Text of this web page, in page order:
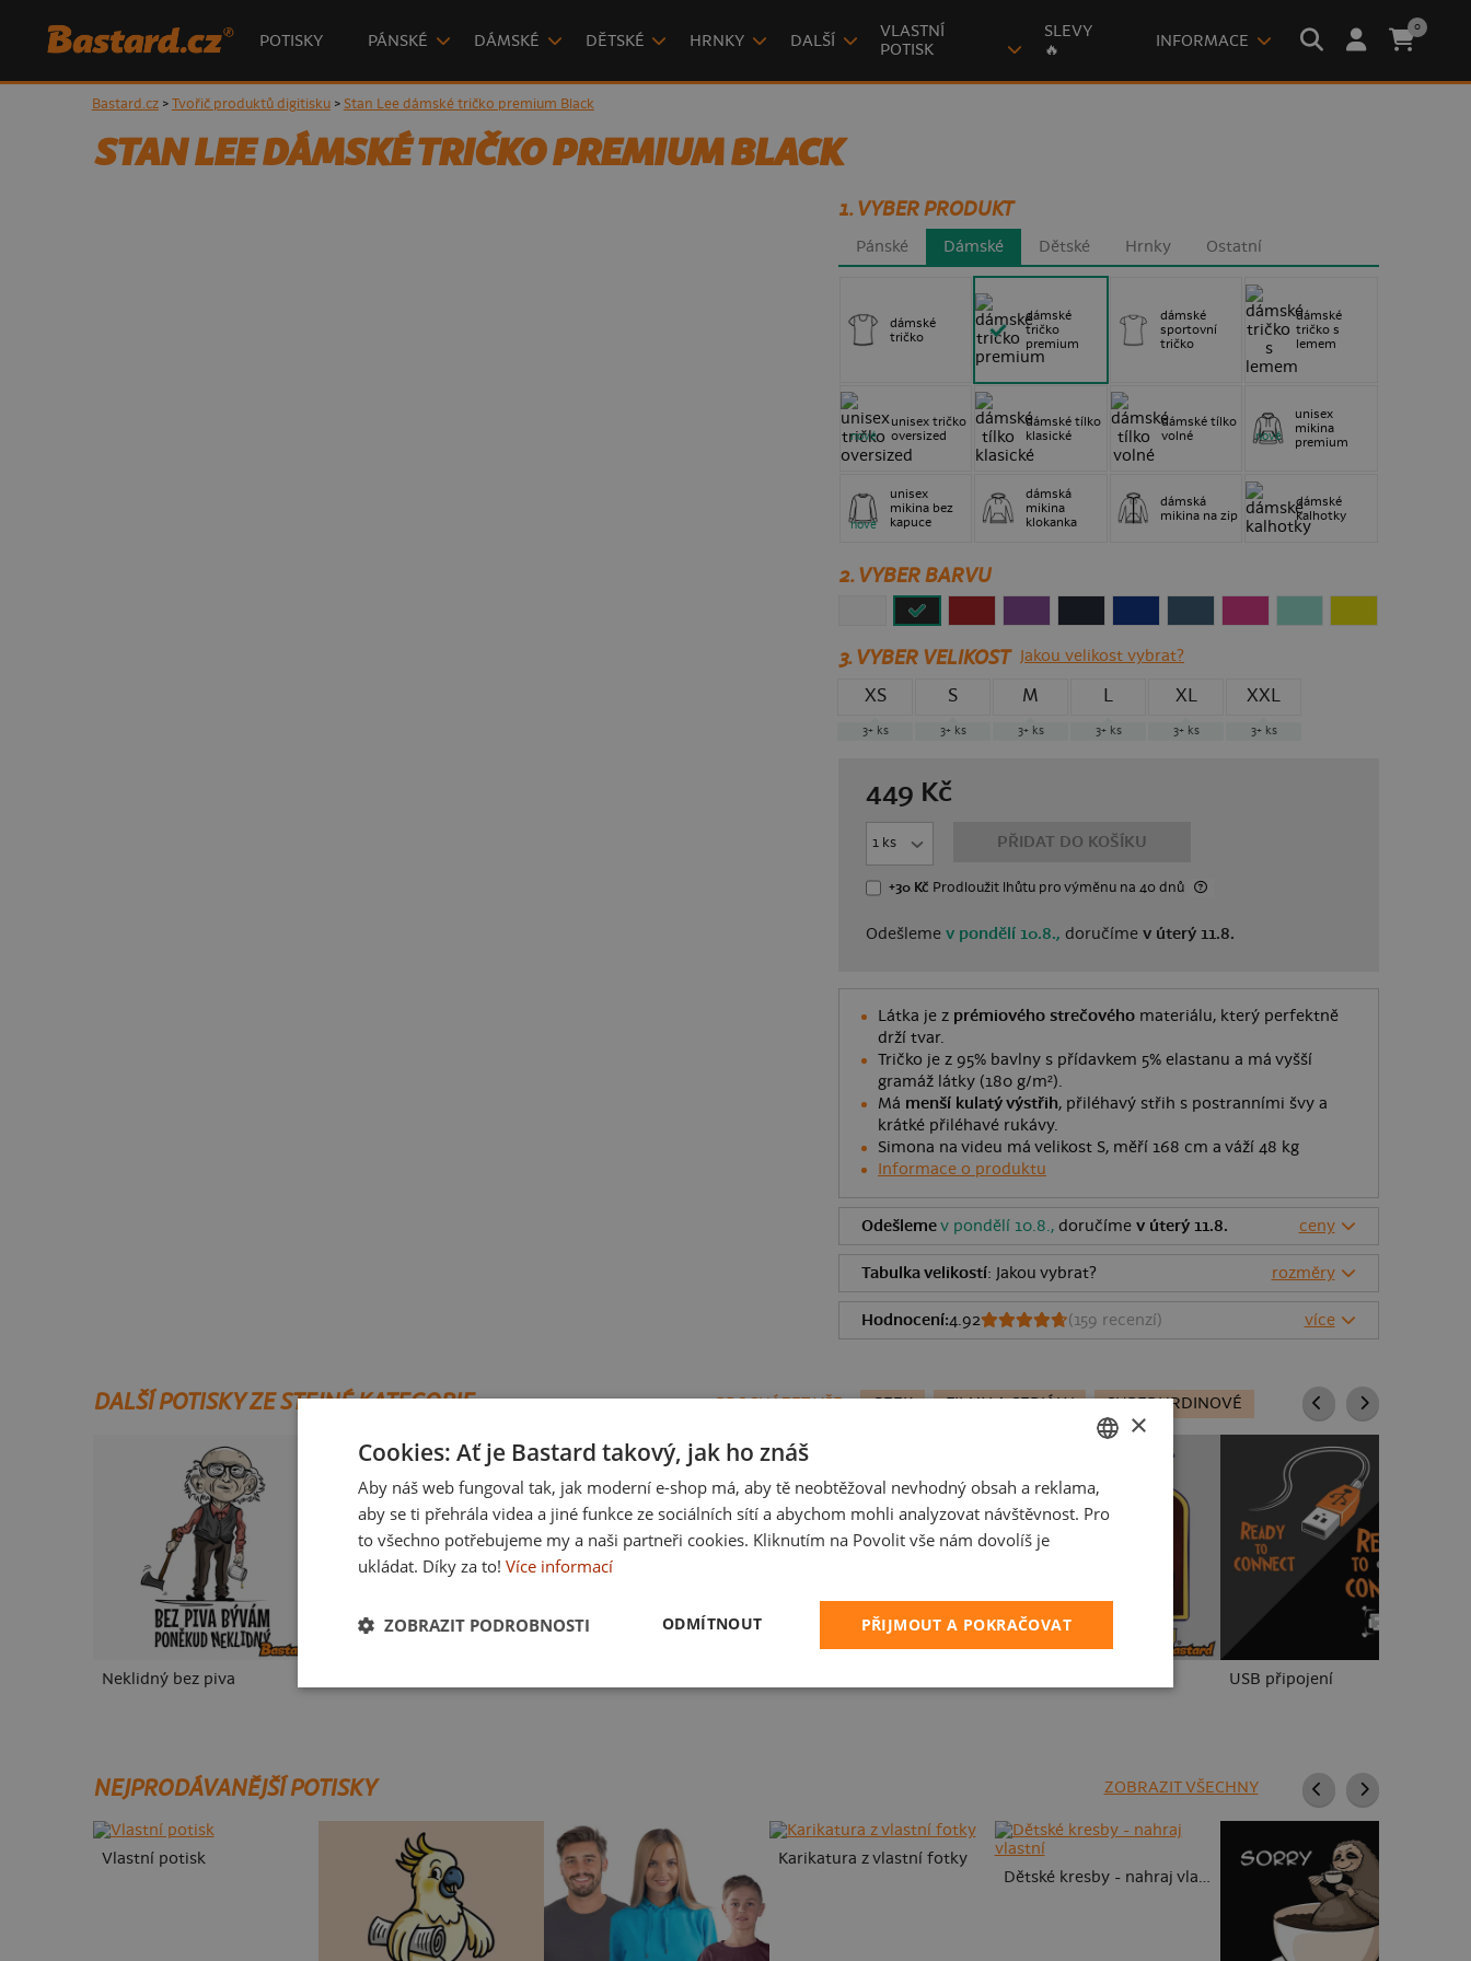
POTISKY PÁNSKÉ DÁMSKÉ DĚTSKÉ HRNKY DALŠÍ
VLASTNÍ
POTISK
SLEVY
🔥
INFORMACE
0
Bastard.cz> Tvořič produktů digitisku> Stan Lee dámské tričko premium Black
STAN LEE DÁMSKÉ TRIČKO PREMIUM BLACK
1. VYBER PRODUKT
Pánské Dámské Dětské Hrnky Ostatní
dámské
tričko
dámské
tričko
premium
dámské
sportovní
tričko
dámské
tričko s
lemem
unisex tričko
oversized
nové
dámské tílko
klasické
dámské tílko
volné
unisex
mikina
premium
nové
unisex
mikina bez
kapuce
nové
dámská
mikina
klokanka
dámská
mikina na zip
dámské
kalhotky
2. VYBER BARVU
3.VYBER VELIKOST Jakou velikost vybrat?
XS
3+ ks
S
3+ ks
M
3+ ks
L
3+ ks
XL
3+ ks
XXL
3+ ks
449 Kč
PŘIDAT DO KOŠÍKU
+30 Kč Prodloužit lhůtu pro výměnu na 40 dnů
Odešleme v pondělí 10.8., doručíme v úterý 11.8.
Látka je z prémiového strečového materiálu, který perfektně
drží tvar.
Tričko je z 95% bavlny s přídavkem 5% elastanu a má vyšší
gramáž látky (180 g/m²).
Má menší kulatý výstřih, přiléhavý střih s postranními švy a
krátké přiléhavé rukávy.
Simona na videu má velikost S, měří 168 cm a váží 48 kg
Informace o produktu
Odešlemev pondělí 10.8., doručíme v úterý 11.8. ceny
Tabulka velikostí: Jakou vybrat? rozměry
Hodnocení:4.92 (159 recenzí) více
DALŠÍ POTISKY ZE STEJNÉ KATEGORIE PROCHÁZET VŠE: GEEK FILMY A SERIÁLY SUPERHRDINOVÉ
Neklidný bez piva USB připojení
NEJPRODÁVANĚJŠÍ POTISKY ZOBRAZIT VŠECHNY
Vlastní potisk
Karikatura z vlastní fotky
Dětské kresby - nahraj vlastní
CZECH
SLOVAK
×
Cookies: Ať je Bastard takový, jak ho znáš
Aby náš web fungoval tak, jak moderní e-shop má, aby tě neobtěžoval nevhodný obsah a reklama,
aby se ti přehrála videa a jiné funkce ze sociálních sítí a abychom mohli analyzovat návštěvnost. Pro
to všechno potřebujeme my a naši partneři cookies. Kliknutím na Povolit vše nám dovolíš je
ukládat. Díky za to! Více informací
PŘIJMOUT A POKRAČOVAT
ODMÍTNOUT
ZOBRAZIT PODROBNOSTI